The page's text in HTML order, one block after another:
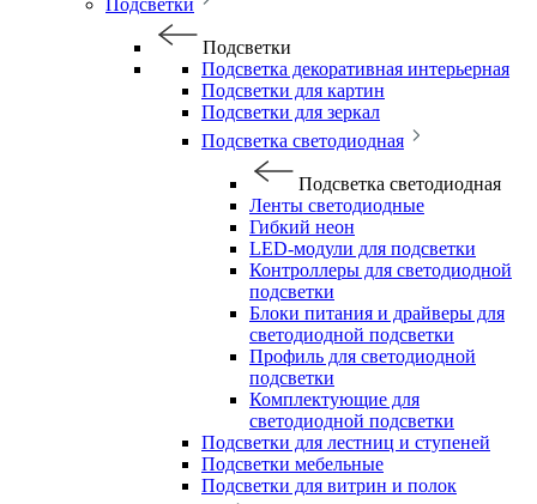
Подсветки
Подсветки
Подсветка декоративная интерьерная
Подсветки для картин
Подсветки для зеркал
Подсветка светодиодная
Подсветка светодиодная
Ленты светодиодные
Гибкий неон
LED-модули для подсветки
Контроллеры для светодиодной
подсветки
Блоки питания и драйверы для
светодиодной подсветки
Профиль для светодиодной
подсветки
Комплектующие для
светодиодной подсветки
Подсветки для лестниц и ступеней
Подсветки мебельные
Подсветки для витрин и полок